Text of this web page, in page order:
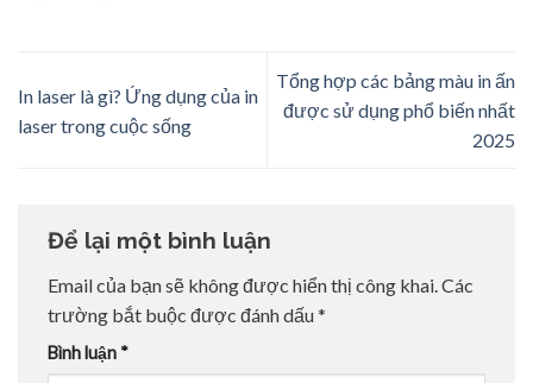
In laser là gì? Ứng dụng của in
laser trong cuộc sống
Tổng hợp các bảng màu in ấn
được sử dụng phổ biến nhất
2025
Để lại một bình luận
Email của bạn sẽ không được hiển thị công khai.Các
trường bắt buộc được đánh dấu*
Bình luận *